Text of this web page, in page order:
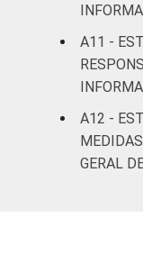
A11 -
A12 -
GERAL